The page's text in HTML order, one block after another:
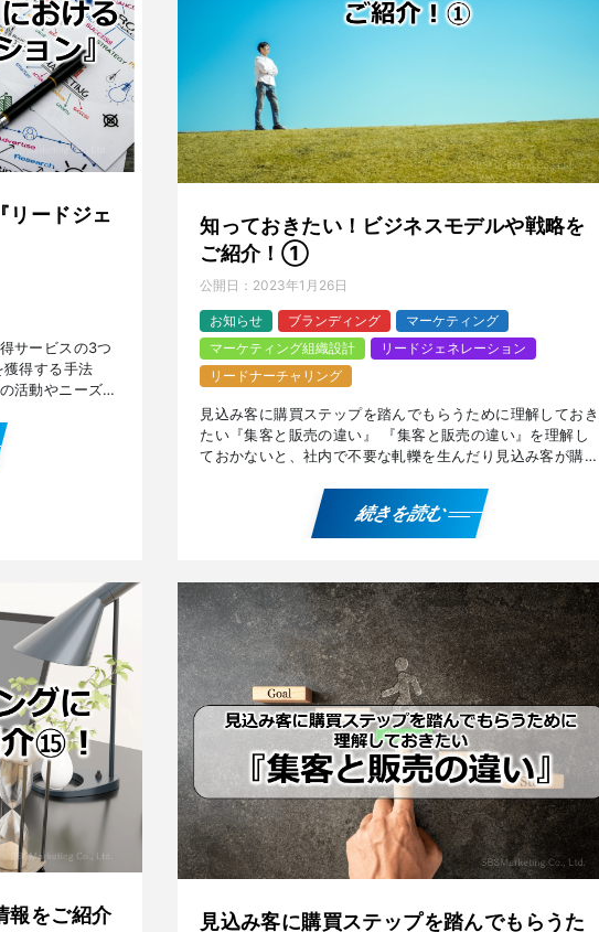
リードジェ
サービスの3つ
得する手法
活動やニーズに
知っておきたい！ビジネスモデルや戦略を
ご紹介！①
公開日： 2023年1月26日
お知らせ ブランディング
マーケティング
マーケティング組織設計
リードジェネレーション
リードナーチャリング
見込み客に購買ステップを踏んでもらうために理解しておき
たい『集客と販売の違い』 『集客と販売の違い』を理解し
ておかないと、社内で不要な軋轢を生んだり見込み客が購買
続きを読む
報をご紹介
見込み客に購買ステップを踏んでもらうた